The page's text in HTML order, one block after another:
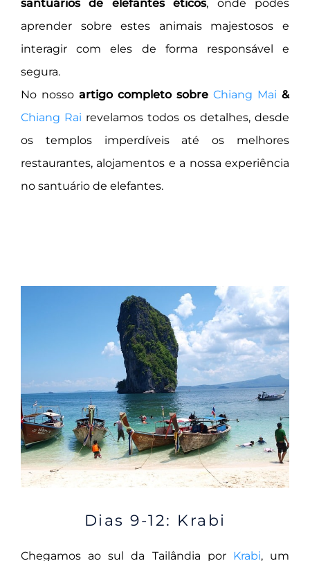
santuários de elefantes éticos, onde podes
aprender sobre estes animais majestosos e
interagir com eles de forma responsável e
segura.
No nosso artigo completo sobre Chiang Mai &
Chiang Rai revelamos todos os detalhes, desde
os templos imperdíveis até os melhores
restaurantes, alojamentos e a nossa experiência
no santuário de elefantes.
Dias 9-12: Krabi
Chegamos ao sul da Tailândia por Krabi, um